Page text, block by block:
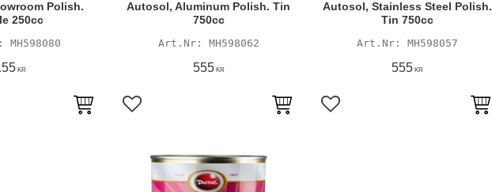
Polish.
250cc
MH598080
KR
Autosol, Aluminum Polish. Tin
750cc
MH598062
555KR
Lägg till i favoriter
Autosol, Stainless Steel Polish.
Tin 750cc
MH598057
555KR
Lägg till i favoriter